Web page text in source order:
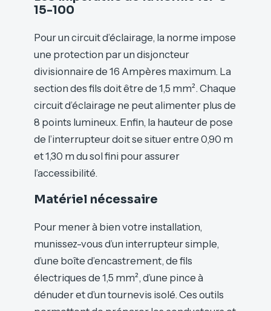
15-100
Pour un circuit d’éclairage, la norme impose
une protection par un disjoncteur
divisionnaire de 16 Ampères maximum. La
section des fils doit être de 1,5 mm². Chaque
circuit d’éclairage ne peut alimenter plus de
8 points lumineux. Enfin, la hauteur de pose
de l’interrupteur doit se situer entre 0,90 m
et 1,30 m du sol fini pour assurer
l’accessibilité.
Matériel nécessaire
Pour mener à bien votre installation,
munissez-vous d’un interrupteur simple,
d’une boîte d’encastrement, de fils
électriques de 1,5 mm², d’une pince à
dénuder et d’un tournevis isolé. Ces outils